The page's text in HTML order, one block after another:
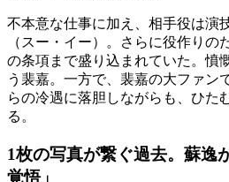
不本意な仕事に加え、相手役は演
（スー・イー）。さらに役作りの
の条項まで盛り込まれていた。憤
う裴嘉。一方で、裴嘉の大ファン
らの冷遇に落胆しながらも、ひた
る。
1枚の写真が繋ぐ過去。蘇逸
覚悟」